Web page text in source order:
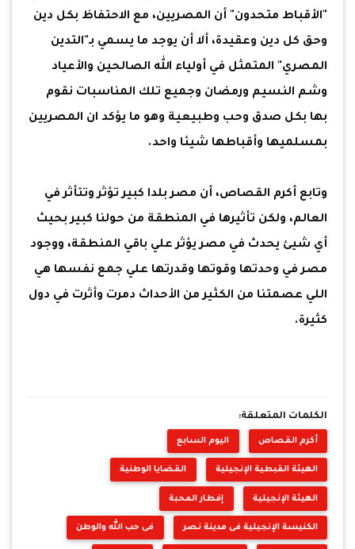
"الأقباط متحدون" أن المصريين، مع الاحتفاظ بكل دين
وحق كل دين وعقيدة، ألا أن يوجد ما يسمي بـ"التدين
المصري" المتمثل في أولياء الله الصالحين والأعياد
وشم النسيم ورمضان وجميع تلك المناسبات نقوم
بها بكل صدق وحب وطبيعية وهو ما يؤكد ان المصريين
بمسلميها وأقباطها شيئا واحد.
وتابع أكرم القصاص، أن مصر بلدا كبير تؤثر وتتأثر في
العالم، ولكن تأثيرها في المنطقة من حولنا كبير بحيث
أي شيئ يحدث في مصر يؤثر علي باقي المنطقة، ووجود
مصر في وحدتها وقوتها وقدرتها علي جمع نفسها هي
اللي عصمتنا من الكثير من الأحداث دمرت وأثرت في دول
كثيرة.
الكلمات المتعلقة:
أكرم القصاص اليوم السابع
الهيئة القبطية الإنجيلية القضايا الوطنية
الهيئة الإنجيلية إفطار المحبة
الكنيسة الإنجيلية فى مدينة نصر فى حب الله والوطن